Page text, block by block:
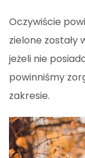
Oczywiście
zielone zostały
jeżeli nie
powinniśmy
zakresie.